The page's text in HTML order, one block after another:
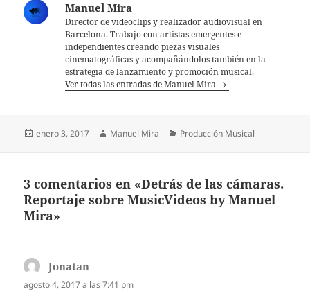
Manuel Mira
Director de videoclips y realizador audiovisual en
Barcelona. Trabajo con artistas emergentes e
independientes creando piezas visuales
cinematográficas y acompañándolos también en la
estrategia de lanzamiento y promoción musical.
Ver todas las entradas de Manuel Mira
Publicado
enero 3, 2017 Autor
Manuel Mira Categorías
Producción Musical
3 comentarios en «Detrás de las cámaras.
Reportaje sobre MusicVideos by Manuel
Mira»
Jonatan
agosto 4, 2017 a las 7:41 pm